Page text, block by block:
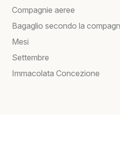
Compagnie aeree
Bagaglio secondo la
Mesi
Settembre
Immacolata Concezione